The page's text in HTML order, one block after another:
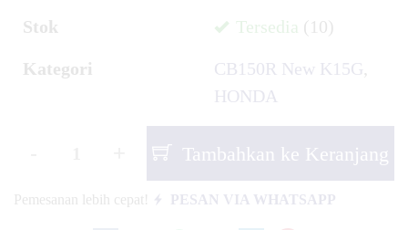
Stok Tersedia (10)
Kategori CB150R New K15G,
HONDA
Tambahkan ke Keranjang
Pemesanan lebih cepat! PESAN VIA WHATSAPP